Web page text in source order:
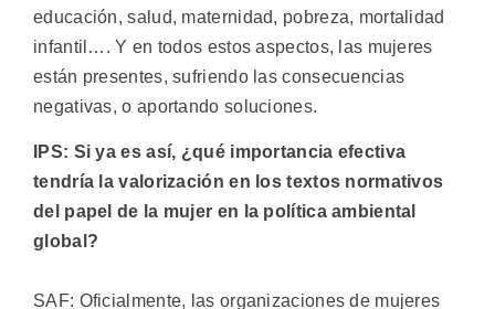
educación, salud, maternidad, pobreza, mortalidad
infantil…. Y en todos estos aspectos, las mujeres
están presentes, sufriendo las consecuencias
negativas, o aportando soluciones.
IPS: Si ya es así, ¿qué importancia efectiva
tendría la valorización en los textos normativos
del papel de la mujer en la política ambiental
global?
SAF: Oficialmente, las organizaciones de mujeres